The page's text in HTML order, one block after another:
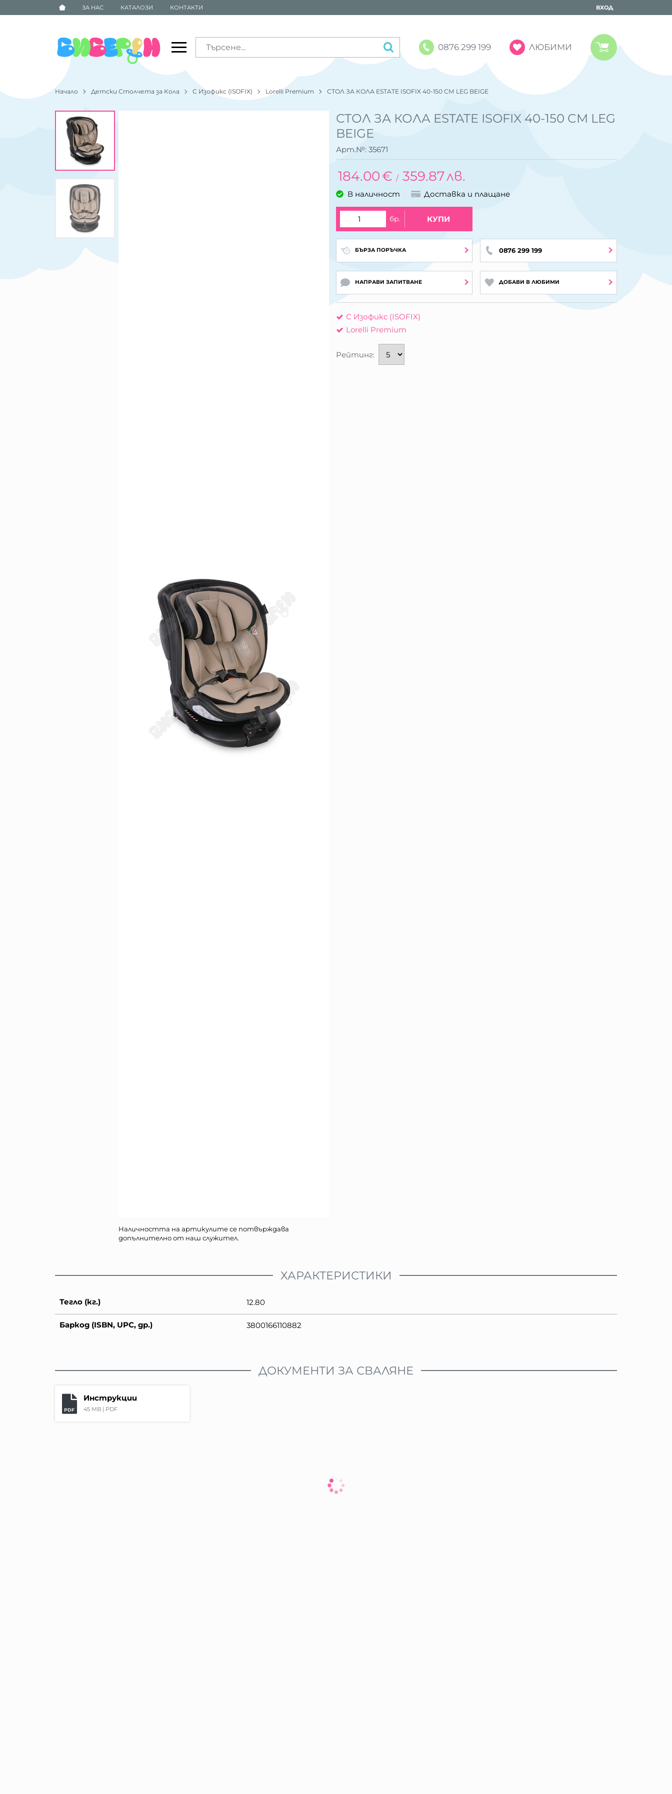
ЗА НАС КАТАЛОЗИ КОНТАКТИ ВХОД
0876 299 199 ЛЮБИМИ
Начало Детски Столчета за Кола С Изофикс (ISOFIX) Lorelli Premium СТОЛ ЗА КОЛА ESTATE ISOFIX 40-150 CM LEG BEIGE
СТОЛ ЗА КОЛА ESTATE ISOFIX 40-150 CM LEG
BEIGE
Арт.№: 35671
Наличността на артикулите се потвърждава
допълнително от наш служител.
184.00€ / 359.87лв.
В наличност Доставка и плащане
бр. КУПИ
БЪРЗА ПОРЪЧКА 0876 299 199
НАПРАВИ ЗАПИТВАНЕ ДОБАВИ В ЛЮБИМИ
С Изофикс (ISOFIX)
Lorelli Premium
Рейтинг:
ХАРАКТЕРИСТИКИ
Тегло (кг.) 12.80
Баркод (ISBN, UPC, др.) 3800166110882
ДОКУМЕНТИ ЗА СВАЛЯНЕ
PDF
Инструкции
45 MB | PDF